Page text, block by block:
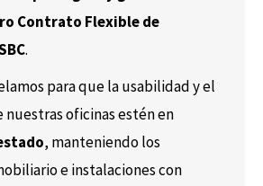
Contrato Flexible de
.
para que la usabilidad y el
nuestras oficinas estén en
, manteniendo los
e instalaciones con